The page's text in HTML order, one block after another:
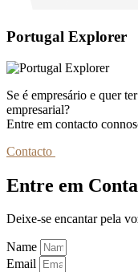
Portugal Explorer
Se é empresário e quer
empresarial?
Entre em contacto
Contacto
Entre em
Deixe-se encantar pela
Name
Email